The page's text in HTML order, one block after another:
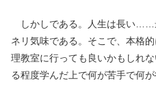
しかしである。人生は長い……
ネリ気味である。そこで、本格
理教室に行っても良いかもしれ
る程度学んだ上で何が苦手で何